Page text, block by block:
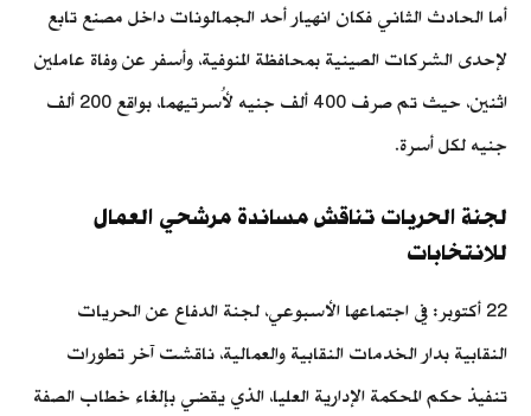
أما الحادث الثاني فكان انهيار أحد الجمالونات داخل مصنع تابع
لإحدى الشركات الصينية بمحافظة المنوفية، وأسفر عن وفاة عاملين
اثنين، حيث تم صرف 400 ألف جنيه لأُسرتيهما، بواقع 200 ألف
جنيه لكل أسرة.
لجنة الحريات تناقش مساندة مرشحي العمال
للانتخابات
22 أكتوبر: في اجتماعها الأسبوعي، لجنة الدفاع عن الحريات
النقابية بدار الخدمات النقابية والعمالية، ناقشت آخر تطورات
تنفيذ حكم المحكمة الإدارية العليا، الذي يقضي بإلغاء خطاب الصفة